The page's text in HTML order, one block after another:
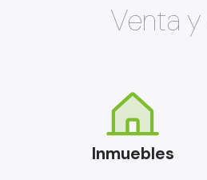
Venta
Inmuebles